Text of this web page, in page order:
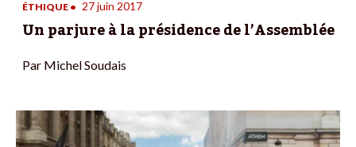
ÉTHIQUE• 27 juin 2017
Un parjure à la présidence de l’Assemblée
Par Michel Soudais